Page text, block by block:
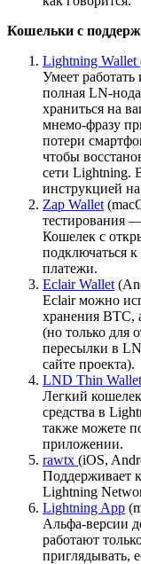
Кошельки с
Lightning Wallet
Умеет
полная LN-
храниться на
мнемо-фразу
потери
чтобы
сети Lightning.
инструкцией
Zap Wallet
тестирования
Кошелек с
подключаться
платежи.
Eclair Wallet
Eclair можно
хранения ВТС,
(но только для
пересылки в
сайте проекта).
LND Thin Wallet
Легкий
средства в
также можете
приложении.
rawtx (iOS,
Поддерживает
Lightning
Lightning App
Альфа-версии
работают
приглядывать,